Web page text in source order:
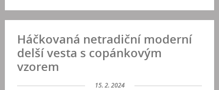
Háčkovaná netradiční moderní
delší vesta s copánkovým
vzorem
15. 2. 2024